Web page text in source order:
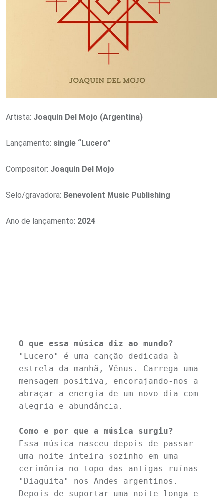
Artista: Joaquin Del Mojo (Argentina)
Lançamento: single “Lucero”
Compositor: Joaquin Del Mojo
Selo/gravadora: Benevolent Music Publishing
Ano de lançamento: 2024
O que essa música diz ao mundo?
"Lucero" é uma canção dedicada à
estrela da manhã, Vênus. Carrega uma
mensagem positiva, encorajando-nos a
abraçar a energia de um novo dia com
alegria e abundância.
Como e por que a música surgiu?
Essa música nasceu depois de passar
uma noite inteira sozinho em uma
cerimônia no topo das antigas ruínas
"Diaguita" nos Andes argentinos.
Depois de suportar uma noite longa e